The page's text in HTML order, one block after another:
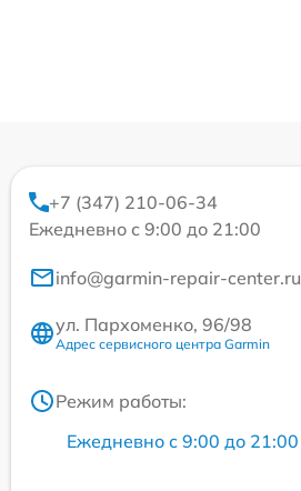
+7 (347) 210-06-34
Ежедневно с 9:00 до 21:00
info@garmin-repair-center.ru
ул. Пархоменко, 96/98
Адрес сервисного центра Garmin
Режим работы:
Ежедневно с 9:00 до 21:00